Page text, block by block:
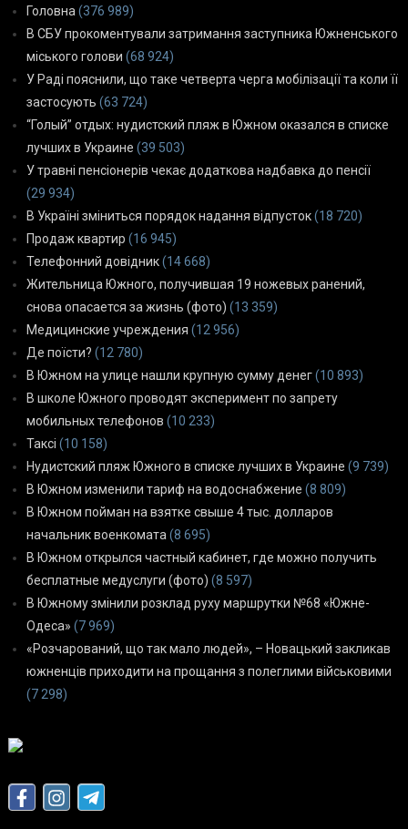
Головна (376 989)
В СБУ прокоментували затримання заступника Южненського
міського голови (68 924)
У Раді пояснили, що таке четверта черга мобілізації та коли її
застосують (63 724)
“Голый” отдых: нудистский пляж в Южном оказался в списке
лучших в Украине (39 503)
У травні пенсіонерів чекає додаткова надбавка до пенсії
(29 934)
В Україні зміниться порядок надання відпусток(18 720)
Продаж квартир (16 945)
Телефонний довідник(14 668)
Жительница Южного, получившая 19 ножевых ранений,
снова опасается за жизнь (фото) (13 359)
Медицинские учреждения (12 956)
Де поїсти? (12 780)
В Южном на улице нашли крупную сумму денег(10 893)
В школе Южного проводят эксперимент по запрету
мобильных телефонов (10 233)
Таксі (10 158)
Нудистский пляж Южного в списке лучших в Украине (9 739)
В Южном изменили тариф на водоснабжение (8 809)
В Южном пойман на взятке свыше 4 тыс. долларов
начальник военкомата (8 695)
В Южном открылся частный кабинет, где можно получить
бесплатные медуслуги (фото) (8 597)
В Южному змінили розклад руху маршрутки №68 «Южне-
Одеса» (7 969)
«Розчарований, що так мало людей», – Новацький закликав
южненців приходити на прощання з полеглими військовими
(7 298)